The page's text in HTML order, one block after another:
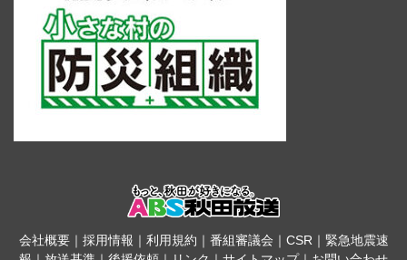
会社概要｜ 採用情報 ｜ 利用規約 ｜ 番組審議会 ｜ CSR｜ 緊急地震速